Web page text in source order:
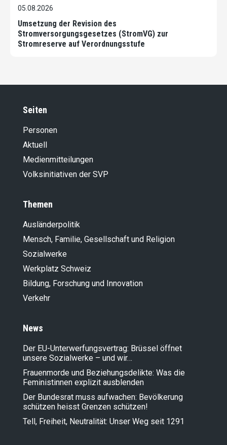
05.08.2026
Umsetzung der Revision des
Stromversorgungsgesetzes (StromVG) zur
Stromreserve auf Verordnungsstufe
Seiten
Personen
Aktuell
Medienmitteilungen
Volksinitiativen der SVP
Themen
Ausländer­politik
Mensch, Familie, Gesellschaft und Religion
Sozialwerke
Werkplatz Schweiz
Bildung, Forschung und Innovation
Verkehr
News
Der EU-Unterwerfungsvertrag: Brüssel öffnet
unsere Sozialwerke – und wir…
Frauenmorde und Beziehungsdelikte: Was die
Feministinnen explizit ausblenden
Der Bundesrat muss aufwachen: Bevölkerung
schützen heisst Grenzen schützen!
Tell, Freiheit, Neutralität: Unser Weg seit 1291